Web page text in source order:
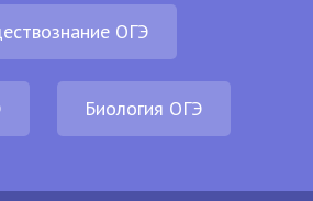
ОГЭ
Биология ОГЭ